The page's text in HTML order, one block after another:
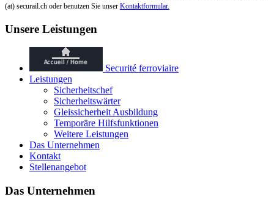
(at) securail.ch oder benutzen Sie unser Kontaktformular.
Unsere Leistungen
Securité ferroviaire
Leistungen
Sicherheitschef
Sicherheitswärter
Gleissicherheit Ausbildung
Temporäre Hilfsfunktionen
Weitere Leistungen
Das Unternehmen
Kontakt
Stellenangebot
Das Unternehmen